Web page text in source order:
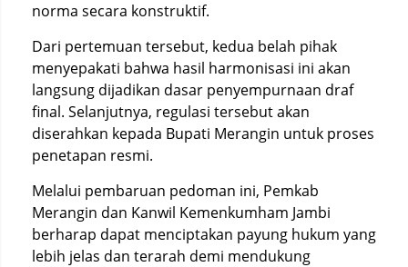
norma secara konstruktif.
Dari pertemuan tersebut, kedua belah pihak
menyepakati bahwa hasil harmonisasi ini akan
langsung dijadikan dasar penyempurnaan draf
final. Selanjutnya, regulasi tersebut akan
diserahkan kepada Bupati Merangin untuk proses
penetapan resmi.
Melalui pembaruan pedoman ini, Pemkab
Merangin dan Kanwil Kemenkumham Jambi
berharap dapat menciptakan payung hukum yang
lebih jelas dan terarah demi mendukung